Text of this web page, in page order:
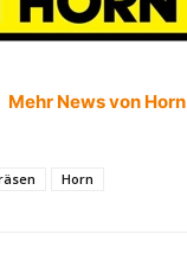
Mehr News von Horn
Horn